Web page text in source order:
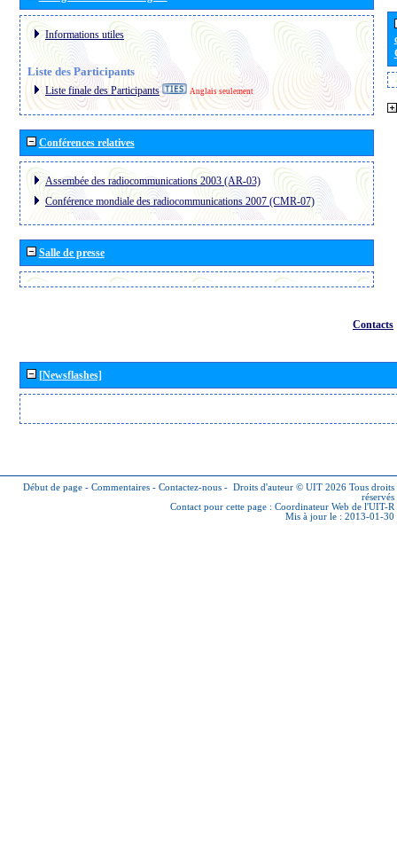
Informations utiles
Liste des Participants
Liste finale des Participants Anglais seulement
Conférences relatives
Assembée des radiocommunications 2003 (AR-03)
Conférence mondiale des radiocommunications 2007 (CMR-07)
Salle de presse
Contacts
[Newsflashes]
Début de page - Commentaires - Contactez-nous - Droits d'auteur © UIT 2026 Tous droits
réservés
Contact pour cette page : Coordinateur Web de l'UIT-R
Mis à jour le : 2013-01-30